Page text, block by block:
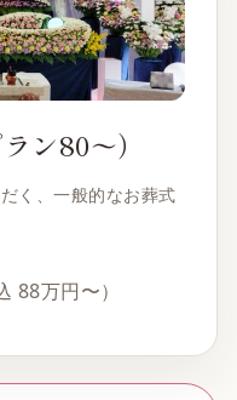
ン80〜）
く、一般的なお葬式
88万円〜）